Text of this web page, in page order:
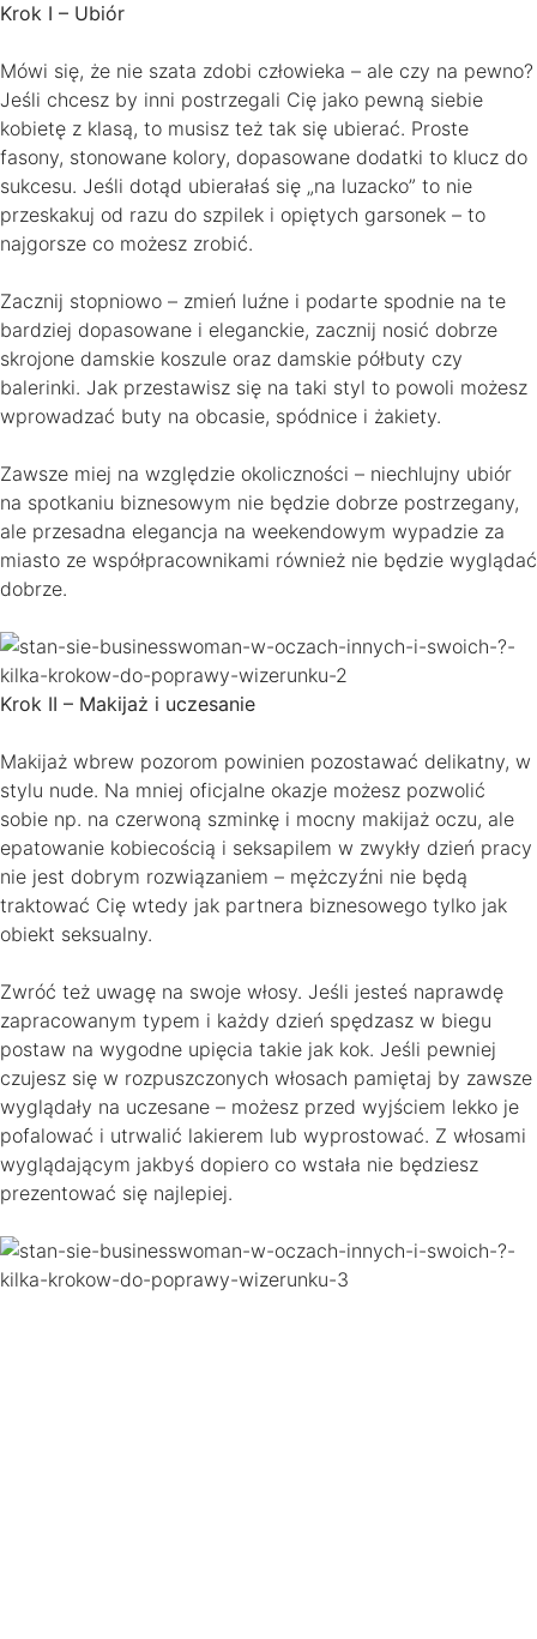
Krok I – Ubiór
Mówi się, że nie szata zdobi człowieka – ale czy na pewno?
Jeśli chcesz by inni postrzegali Cię jako pewną siebie
kobietę z klasą, to musisz też tak się ubierać. Proste
fasony, stonowane kolory, dopasowane dodatki to klucz do
sukcesu. Jeśli dotąd ubierałaś się „na luzacko” to nie
przeskakuj od razu do szpilek i opiętych garsonek – to
najgorsze co możesz zrobić.
Zacznij stopniowo – zmień luźne i podarte spodnie na te
bardziej dopasowane i eleganckie, zacznij nosić dobrze
skrojone damskie koszule oraz damskie półbuty czy
balerinki. Jak przestawisz się na taki styl to powoli możesz
wprowadzać buty na obcasie, spódnice i żakiety.
Zawsze miej na względzie okoliczności – niechlujny ubiór
na spotkaniu biznesowym nie będzie dobrze postrzegany,
ale przesadna elegancja na weekendowym wypadzie za
miasto ze współpracownikami również nie będzie wyglądać
dobrze.
Krok II – Makijaż i uczesanie
Makijaż wbrew pozorom powinien pozostawać delikatny, w
stylu nude. Na mniej oficjalne okazje możesz pozwolić
sobie np. na czerwoną szminkę i mocny makijaż oczu, ale
epatowanie kobiecością i seksapilem w zwykły dzień pracy
nie jest dobrym rozwiązaniem – mężczyźni nie będą
traktować Cię wtedy jak partnera biznesowego tylko jak
obiekt seksualny.
Zwróć też uwagę na swoje włosy. Jeśli jesteś naprawdę
zapracowanym typem i każdy dzień spędzasz w biegu
postaw na wygodne upięcia takie jak kok. Jeśli pewniej
czujesz się w rozpuszczonych włosach pamiętaj by zawsze
wyglądały na uczesane – możesz przed wyjściem lekko je
pofalować i utrwalić lakierem lub wyprostować. Z włosami
wyglądającym jakbyś dopiero co wstała nie będziesz
prezentować się najlepiej.